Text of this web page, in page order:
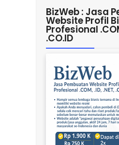
BizWeb : Jasa
Website Profil
Profesional
.CO.ID